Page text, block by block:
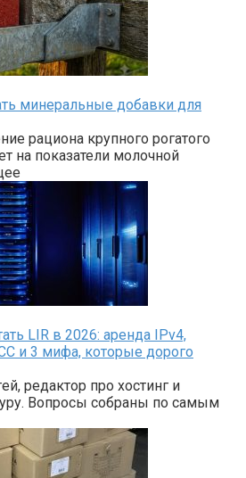
минеральные добавки для
рациона крупного рогатого
на показатели молочной
LIR в 2026: аренда IPv4,
и 3 мифа, которые дорого
редактор про хостинг и
Вопросы собраны по самым